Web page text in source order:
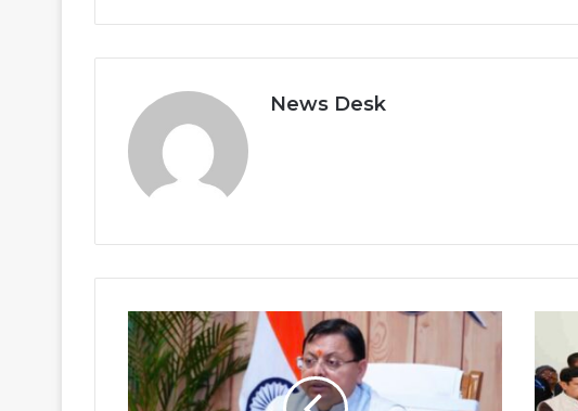
News Desk